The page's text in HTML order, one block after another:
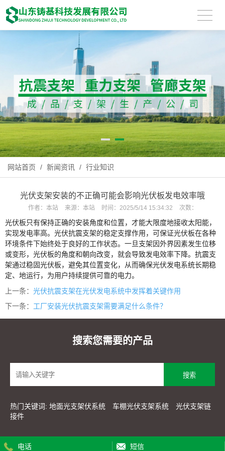
网站首页 / 新闻资讯 / 行业知识
光伏支架安装的不正确可能会影响光伏板发电效率哦
作者： 本站 来源： 本站 时间： 2025/5/14 15:34:32 次数：
光伏板只有保持正确的安装角度和位置，才能大限度地接收太阳能，
实现发电率高。 光伏抗震支架的稳定支撑作用，可保证光伏板在各种
环境条件下始终处于良好的工作状态。一旦支架因外界因素发生位移
或变形，光伏板的角度和朝向改变，就会导致发电效率下降。抗震支
架通过稳固光伏板，避免其位置变化，从而确保光伏发电系统长期稳
定、地运行，为用户持续提供可靠的电力。
上一条： 光伏抗震支架在光伏发电系统中发挥着关键作用
下一条： 工厂安装光伏抗震支架需要满足什么条件？
电话 短信
搜索您需要的产品
热门关键词: 地面光支架伏系统 车棚光伏支架系统
光伏支架链
接件